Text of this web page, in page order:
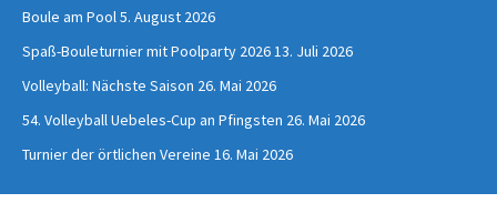
Boule am Pool5. August 2026
Spaß-Bouleturnier mit Poolparty 202613. Juli 2026
Volleyball: Nächste Saison 26. Mai 2026
54. Volleyball Uebeles-Cup an Pfingsten 26. Mai 2026
Turnier der örtlichen Vereine 16. Mai 2026